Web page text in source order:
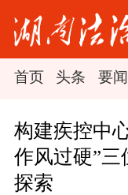
首页 头条 要闻
构建疾控中
作风过硬”
探索